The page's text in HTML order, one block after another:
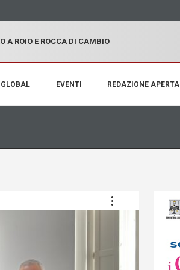
A ROIO E ROCCA DI CAMBIO
GLOBAL EVENTI REDAZIONE APERTA